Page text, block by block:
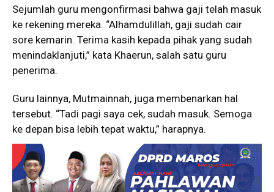
Sejumlah guru mengonfirmasi bahwa gaji telah masuk
ke rekening mereka. “Alhamdulillah, gaji sudah cair
sore kemarin. Terima kasih kepada pihak yang sudah
menindaklanjuti,” kata Khaerun, salah satu guru
penerima.
Guru lainnya, Mutmainnah, juga membenarkan hal
tersebut. “Tadi pagi saya cek, sudah masuk. Semoga
ke depan bisa lebih tepat waktu,” harapnya.